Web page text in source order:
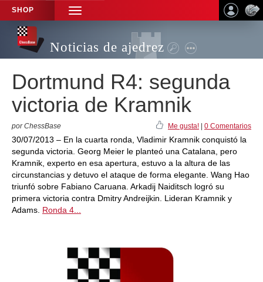
SHOP
TOGGLE
NAVIGATION
Noticias de ajedrez
Dortmund R4: segunda
victoria de Kramnik
por ChessBase Me gusta! 0 Comentarios
30/07/2013 – En la cuarta ronda, Vladimir Kramnik conquistó la
segunda victoria. Georg Meier le planteó una Catalana, pero
Kramnik, experto en esa apertura, estuvo a la altura de las
circunstancias y detuvo el ataque de forma elegante. Wang Hao
triunfó sobre Fabiano Caruana. Arkadij Naiditsch logró su
primera victoria contra Dmitry Andreijkin. Lideran Kramnik y
Adams. Ronda 4...